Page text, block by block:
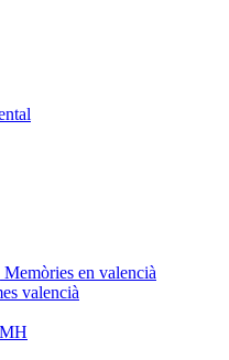
en valencià
valencià